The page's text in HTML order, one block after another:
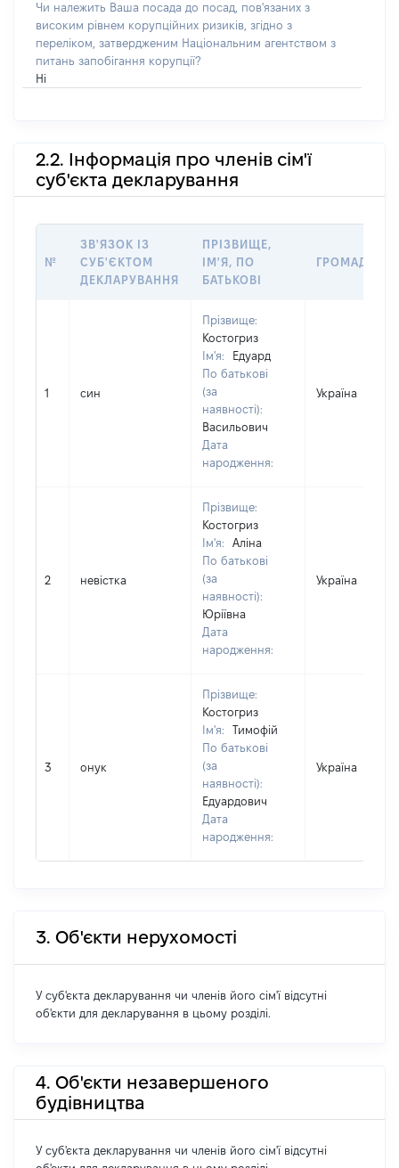
Чи належить Ваша посада до посад, пов'язаних з
високим рівнем корупційних ризиків, згідно з
переліком, затвердженим Національним агентством з
питань запобігання корупції?
Ні
2.2. Інформація про членів сім'ї
суб'єкта декларування
№
ЗВ'ЯЗОК ІЗ
СУБ'ЄКТОМ
ДЕКЛАРУВАННЯ
ПРІЗВИЩЕ,
ІМ'Я, ПО
БАТЬКОВІ
1 син
Прізвище:
Костогриз
Ім'я:
Едуард
По батькові
(за
наявності):
Васильович
Дата
народження:
Україна
2 невістка
Прізвище:
Костогриз
Ім'я:
Аліна
По батькові
(за
наявності):
Юріївна
Дата
народження:
Україна
3 онук
Прізвище:
Костогриз
Ім'я:
Тимофій
По батькові
(за
наявності):
Едуардович
Дата
народження:
Україна
3. Об'єкти нерухомості
У суб'єкта декларування чи членів його сім'ї відсутні
об'єкти для декларування в цьому розділі.
4. Об'єкти незавершеного
будівництва
У суб'єкта декларування чи членів його сім'ї відсутні